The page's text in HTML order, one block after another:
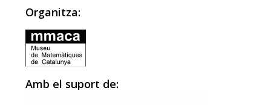
Organitza:
Amb el suport de: